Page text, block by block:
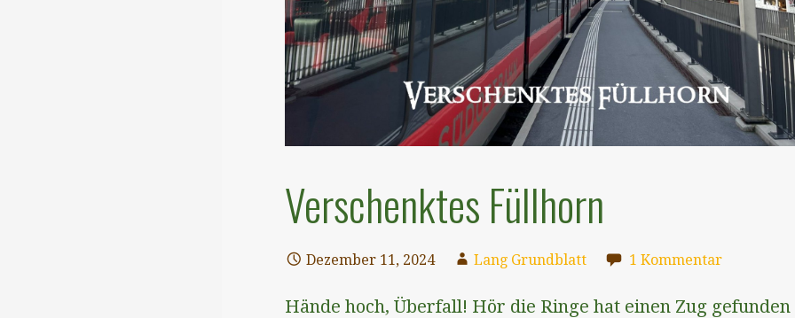
Verschenktes Füllhorn
Dezember 11, 2024 Lang Grundblatt 1 Kommentar
Hände hoch, Überfall! Hör die Ringe hat einen Zug gefunden